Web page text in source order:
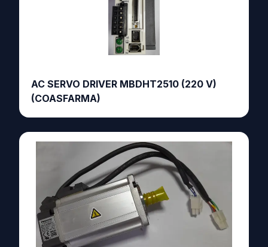
AC SERVO DRIVER MBDHT2510 (220 V)
(COASFARMA)